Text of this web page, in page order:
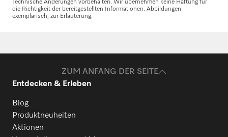
Ersatzteile anfragen
Technische Änderungen vorbehalten. Wir übernehmen keine Haftung für
die Richtigkeit der bereitgestellten Informationen. Abbildungen
exemplarisch, zur Erläuterung.
ZUM ANFANG DER SEITE
Entdecken & Erleben
Blog
Produktneuheiten
Aktionen